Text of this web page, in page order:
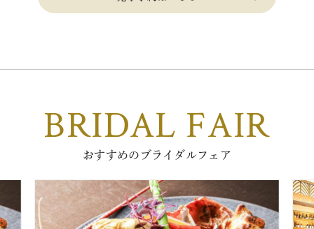
BRIDAL FAIR
おすすめのブライダルフェア